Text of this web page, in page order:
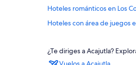
Hoteles románticos en Los
Hoteles con área de juegos
Hoteles con vista en Los
¿Te diriges a Acajutla?